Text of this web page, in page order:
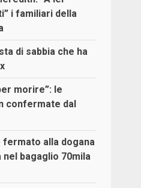
i familiari della
di sabbia che ha
morire”: le
confermate dal
fermato alla dogana
bagaglio 70mila